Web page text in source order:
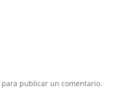
para publicar un comentario.